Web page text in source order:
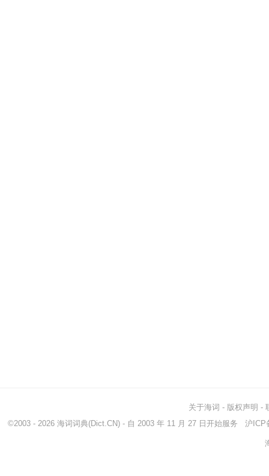
关于海词 - 版权声明 -
©2003 - 2026 海词词典(Dict.CN) - 自 2003 年 11 月 27 日开始服务 沪ICP